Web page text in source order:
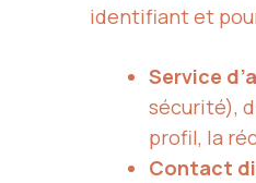
identifiant et
Service
sécurité),
profil, la
Contact